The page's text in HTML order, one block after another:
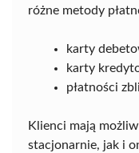
różne metody
karty
karty
płatności
Klienci mają
stacjonarnie, jak i